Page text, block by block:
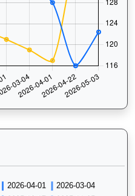
同盟（K316）— 過往走位記錄